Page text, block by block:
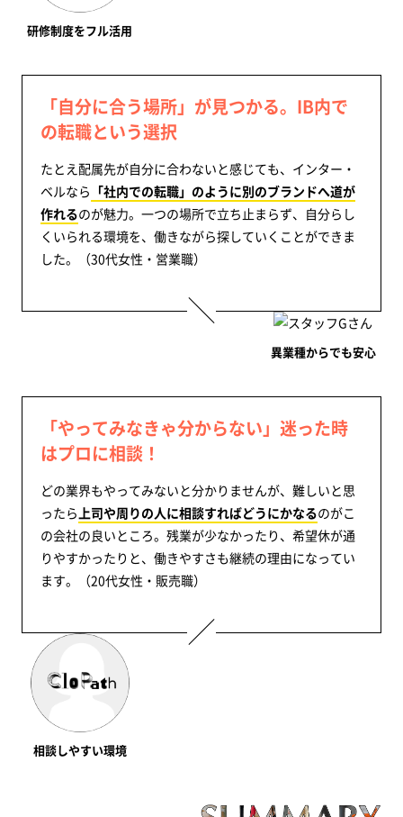
研修制度をフル活用
「自分に合う場所」が見つかる。IB内で
の転職という選択
たとえ配属先が自分に合わないと感じても、インター・
ベルなら 「社内での転職」のように別のブランドへ道が
作れるのが魅力。一つの場所で立ち止まらず、自分らし
くいられる環境を、働きながら探していくことができま
した。（30代女性・営業職）
異業種からでも安心
「やってみなきゃ分からない」迷った時
はプロに相談！
どの業界もやってみないと分かりませんが、難しいと思
ったら上司や周りの人に相談すればどうにかなるのがこ
の会社の良いところ。残業が少なかったり、希望休が通
りやすかったりと、働きやすさも継続の理由になってい
ます。（20代女性・販売職）
相談しやすい環境